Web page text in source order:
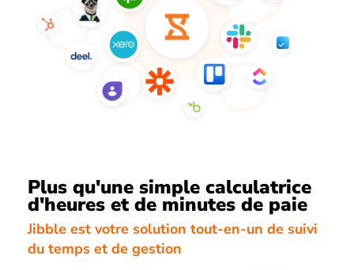
Plus qu'une simple calculatrice
d'heures et de minutes de paie
Jibble est votre solution tout-en-un de suivi
du temps et de gestion